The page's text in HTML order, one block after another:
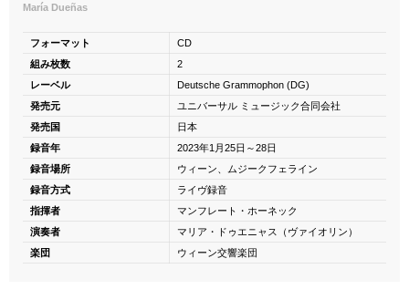
María Dueñas
フォーマット
CD
組み枚数
2
レーベル
Deutsche Grammophon (DG)
発売元
ユニバーサル ミュージック合同会社
発売国
日本
録音年
2023年1月25日～28日
録音場所
ウィーン、ムジークフェライン
録音方式
ライヴ録音
指揮者
マンフレート・ホーネック
演奏者
マリア・ドゥエニャス（ヴァイオリン）
楽団
ウィーン交響楽団